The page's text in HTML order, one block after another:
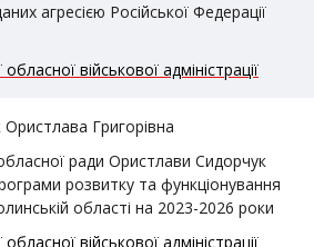
агресією Російської Федерації
військової адміністрації
Григорівна
ради Ористлави Сидорчук
розвитку та функціонування
області на 2023-2026 роки
військової адміністрації